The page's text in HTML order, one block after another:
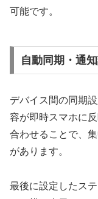
可能です。
自動同期・通
デバイス間の同期
容が即時スマホに反
合わせることで、
があります。
最後に設定したス